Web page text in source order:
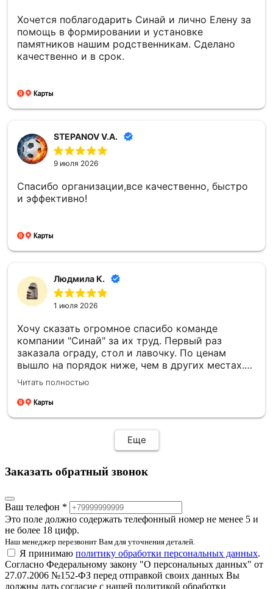
Хочется поблагодарить Синай и лично Елену за
помощь в формировании и установке
памятников нашим родственникам. Сделано
качественно и в срок.
STEPANOV V.A.
9 июля 2026
Спасибо организации,все качественно, быстро
и эффективно!
Людмила К.
1 июля 2026
Хочу сказать огромное спасибо команде
компании "Синай" за их труд. Первый раз
заказала ограду, стол и лавочку. По ценам
вышло на порядок ниже, чем в других местах.
Все установили в срок, прислали фотоотчёт.
Второй раз заказали памятник. Информировали
о каждом этапе изготовления, согласовывали
раньше срока, на всех этапах установки также
присылали фотоотчёт. Все сделали очень
хочу выразить менеджеру Елене, невероятная
Большое спасибо!
Читать полностью
Еще
Заказать обратный звонок
Ваш телефон *
Это поле должно содержать телефонный номер не менее 5 и
не более 18 цифр.
Наш менеджер перезвонит Вам для уточнения деталей.
Я принимаю политику обработки персональных данных.
Согласно Федеральному закону "О персональных данных" от
27.07.2006 №152-ФЗ перед отправкой своих данных Вы
должны дать согласие с нашей политикой обработки